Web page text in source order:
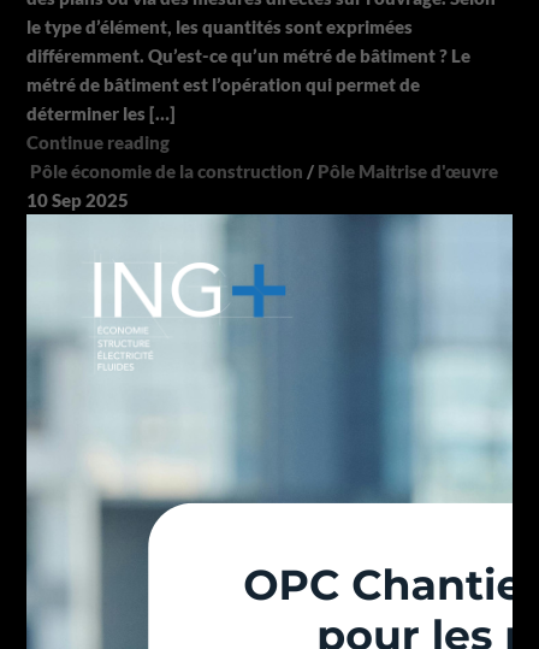
le type d’élément, les quantités sont exprimées
différemment. Qu’est-ce qu’un métré de bâtiment ? Le
métré de bâtiment est l’opération qui permet de
déterminer les […]
Continue reading
Pôle économie de la construction / Pôle Maitrise d'œuvre
10Sep 2025